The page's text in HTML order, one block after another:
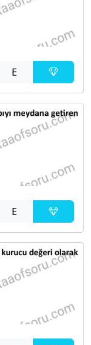
E
E